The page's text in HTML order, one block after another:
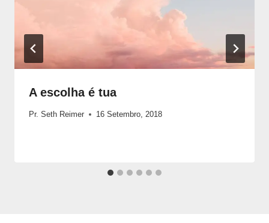
A escolha é tua
Pr. Seth Reimer 16 Setembro, 2018